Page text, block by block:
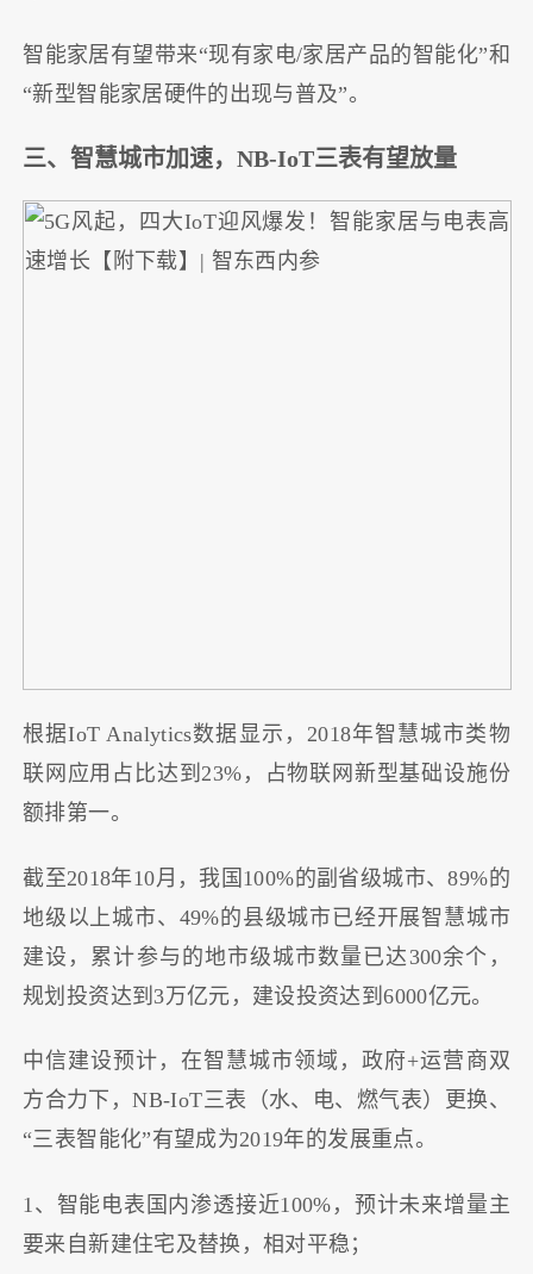
智能家居有望带来“现有家电/家居产品的智能化”和
“新型智能家居硬件的出现与普及”。
三、智慧城市加速，NB-IoT三表有望放量
根据IoT Analytics数据显示，2018年智慧城市类物
联网应用占比达到23%，占物联网新型基础设施份
额排第一。
截至2018年10月，我国100%的副省级城市、89%的
地级以上城市、49%的县级城市已经开展智慧城市
建设，累计参与的地市级城市数量已达300余个，
规划投资达到3万亿元，建设投资达到6000亿元。
中信建设预计，在智慧城市领域，政府+运营商双
方合力下，NB-IoT三表（水、电、燃气表）更换、
“三表智能化”有望成为2019年的发展重点。
1、智能电表国内渗透接近100%，预计未来增量主
要来自新建住宅及替换，相对平稳；